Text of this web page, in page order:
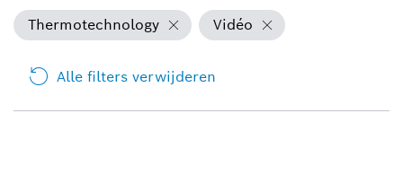
Thermotechnology Vidéo
Alle filters verwijderen